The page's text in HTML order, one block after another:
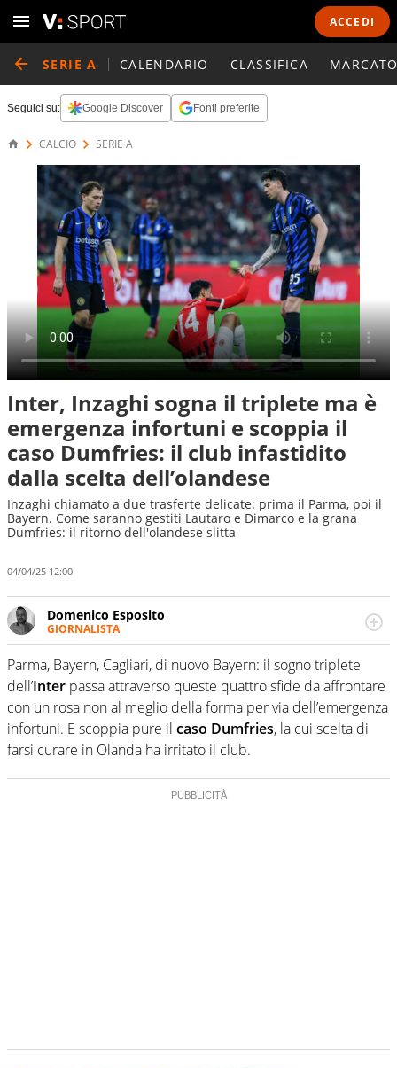
ACCEDI
SERIE A CALENDARIO CLASSIFICA
Seguici su: Google Discover Fonti preferite
CALCIO SERIE A
Inter, Inzaghi sogna il triplete ma è
emergenza infortuni e scoppia il
caso Dumfries: il club infastidito
dalla scelta dell’olandese
Inzaghi chiamato a due trasferte delicate: prima il Parma, poi il
Bayern. Come saranno gestiti Lautaro e Dimarco e la grana
Dumfries: il ritorno dell'olandese slitta
04/04/25 12:00
Domenico Esposito
GIORNALISTA
Da vent’anni in campo e sul campo per vivere ogni evento
in tutte le sue sfaccettature. Passione smisurata per il
calcio e per la sfera di cuoio. Il pallone è una cosa
serissima, guai a dirgli di no
Parma, Bayern, Cagliari, di nuovo Bayern: il sogno triplete
dell’Inter passa attraverso queste quattro sfide da affrontare
con un rosa non al meglio della forma per via dell’emergenza
infortuni. E scoppia pure il caso Dumfries, la cui scelta di
farsi curare in Olanda ha irritato il club.